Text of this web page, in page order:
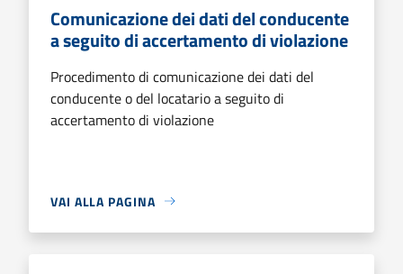
Comunicazione dei dati del conducente
a seguito di accertamento di violazione
Procedimento di comunicazione dei dati del
conducente o del locatario a seguito di
accertamento di violazione
VAI ALLA PAGINA